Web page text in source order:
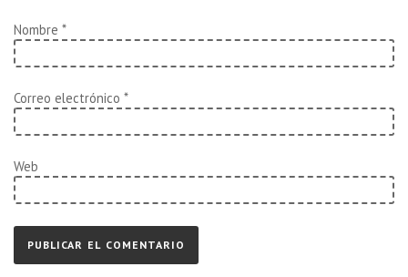
Nombre *
Correo electrónico *
Web